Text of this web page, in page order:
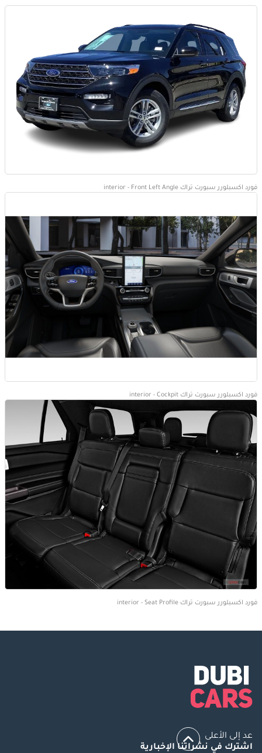
فورد اكسبلورر سبورت تراك interior - Front Left Angle
فورد اكسبلورر سبورت تراك interior - Cockpit
فورد اكسبلورر سبورت تراك interior - Seat Profile
عد إلى الأعلى
اشترك في نشراتنا الإخبارية